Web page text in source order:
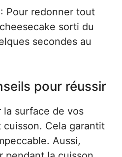
Pour redonner tout
sorti du
secondes au
pour réussir
la surface de vos
cuisson. Cela garantit
Aussi,